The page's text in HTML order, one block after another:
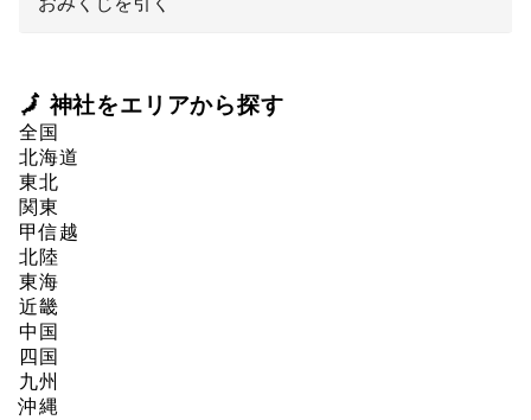
🗾 神社をエリアから探す
全国
北海道
東北
関東
甲信越
北陸
東海
近畿
中国
四国
九州
沖縄